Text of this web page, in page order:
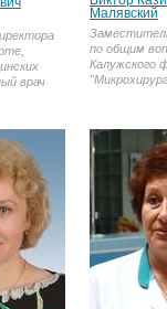
врач
Малявский
по общим
Калужского